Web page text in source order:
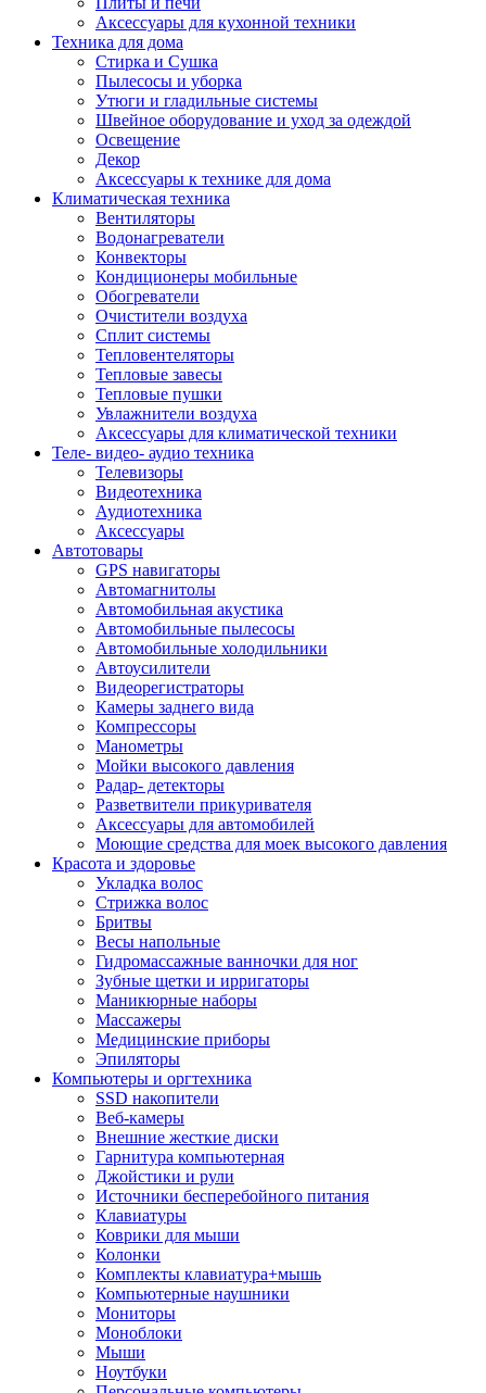
Аксессуары для кухонной техники
Техника для дома
Стирка и Сушка
Пылесосы и уборка
Утюги и гладильные системы
Швейное оборудование и уход за одеждой
Освещение
Декор
Аксессуары к технике для дома
Климатическая техника
Вентиляторы
Водонагреватели
Конвекторы
Кондиционеры мобильные
Обогреватели
Очистители воздуха
Сплит системы
Тепловентеляторы
Тепловые завесы
Тепловые пушки
Увлажнители воздуха
Аксессуары для климатической техники
Теле- видео- аудио техника
Телевизоры
Видеотехника
Аудиотехника
Аксессуары
Автотовары
GPS навигаторы
Автомагнитолы
Автомобильная акустика
Автомобильные пылесосы
Автомобильные холодильники
Автоусилители
Видеорегистраторы
Камеры заднего вида
Компрессоры
Манометры
Мойки высокого давления
Радар- детекторы
Разветвители прикуривателя
Аксессуары для автомобилей
Моющие средства для моек высокого давления
Красота и здоровье
Укладка волос
Стрижка волос
Бритвы
Весы напольные
Гидромассажные ванночки для ног
Зубные щетки и ирригаторы
Маникюрные наборы
Массажеры
Медицинские приборы
Эпиляторы
Компьютеры и оргтехника
SSD накопители
Веб-камеры
Внешние жесткие диски
Гарнитура компьютерная
Джойстики и рули
Источники бесперебойного питания
Клавиатуры
Коврики для мыши
Колонки
Комплекты клавиатура+мышь
Компьютерные наушники
Мониторы
Моноблоки
Мыши
Ноутбуки